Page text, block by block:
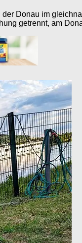
Donau im
getrennt, am